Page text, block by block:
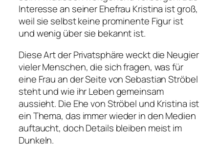
Interesse an seiner Ehefrau Kristina ist groß,
weil sie selbst keine prominente Figur ist
und wenig über sie bekannt ist.
Diese Art der Privatsphäre weckt die Neugier
vieler Menschen, die sich fragen, was für
eine Frau an der Seite von Sebastian Ströbel
steht und wie ihr Leben gemeinsam
aussieht. Die Ehe von Ströbel und Kristina ist
ein Thema, das immer wieder in den Medien
auftaucht, doch Details bleiben meist im
Dunkeln.